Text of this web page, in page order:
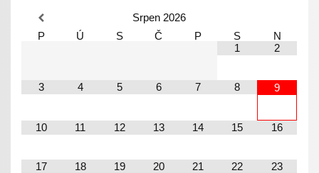
Srpen 2026
P
Ú S Č P S
N
1
2
3 4 5 6 7 8 9
10 11 12 13 14 15 16
17 18 19 20 21 22 23